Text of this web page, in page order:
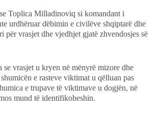
Toplica Milladinoviq si komandant i
urdhëruar dëbimin e civilëve shqiptarë dhe
për vrasjet dhe vjedhjet gjatë zhvendosjes së
se vrasjet u kryen në mënyrë mizore dhe
e rasteve viktimat u qëlluan pas
e trupave të viktimave u dogjën, në
mund të identifikoheshin.